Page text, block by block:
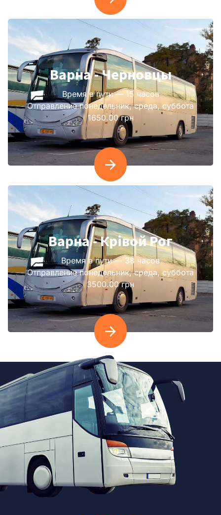
Варна - Черновцы
Время в пути — 15 часов
Отправление понедельник, среда, суббота
1650.00 грн
Варна - Крівой Рог
Время в пути — 38 часов
Отправление понедельник, среда, суббота
3500.00 грн